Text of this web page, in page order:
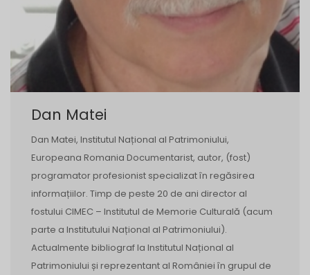
Dan Matei
Dan Matei, Institutul Național al Patrimoniului,
Europeana Romania Documentarist, autor, (fost)
programator profesionist specializat în regăsirea
informațiilor. Timp de peste 20 de ani director al
fostului CIMEC – Institutul de Memorie Culturală (acum
parte a Institutului Național al Patrimoniului).
Actualmente bibliograf la Institutul Național al
Patrimoniului și reprezentant al României în grupul de